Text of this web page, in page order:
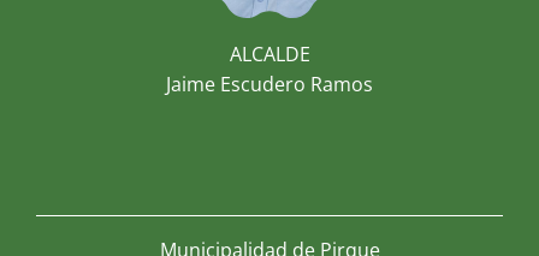
ALCALDE
Jaime Escudero Ramos
Municipalidad de Pirque